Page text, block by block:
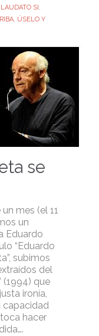
LAUDATO SI ,
ÚSELO Y
se
mes (el 11
un
Eduardo
“Eduardo
subimos
del
(1994) que
ironía,
capacidad
hacer